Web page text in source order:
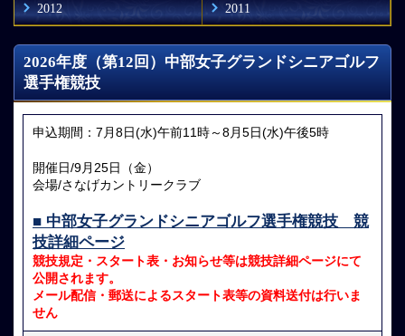
2012 2011
2026年度（第12回）中部女子グランドシニアゴルフ
選手権競技
申込期間：7月8日(水)午前11時～8月5日(水)午後5時
開催日/9月25日（金）
会場/さなげカントリークラブ
■ 中部女子グランドシニアゴルフ選手権競技 競
技詳細ページ
競技規定・スタート表・お知らせ等は競技詳細ページにて
公開されます。
メール配信・郵送によるスタート表等の資料送付は行いま
せん